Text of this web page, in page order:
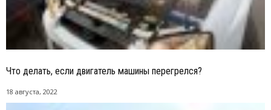
Что делать, если двигатель машины перегрелся?
18 августа, 2022